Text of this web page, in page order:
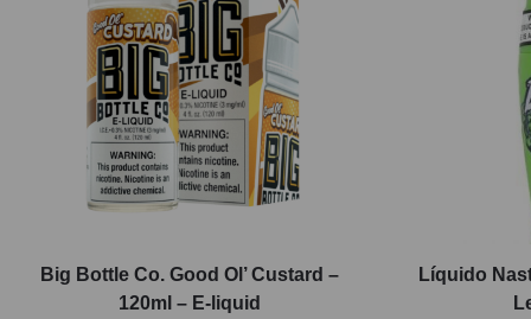
Big Bottle Co. Good Ol’ Custard –
120ml – E-liquid
Líquido